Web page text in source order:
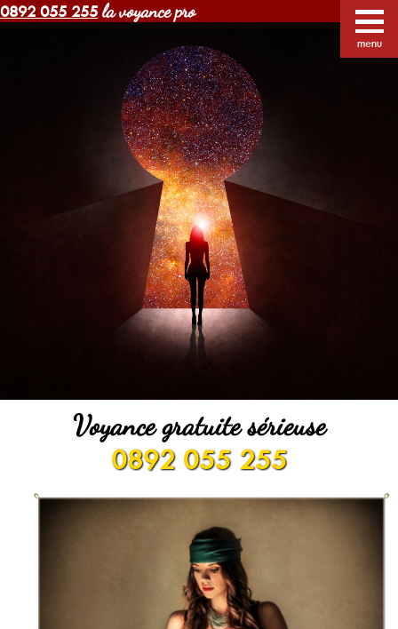
menu
0892 055 255 la voyance pro
Blog
Voyance gratuite sérieuse
0892 055 255